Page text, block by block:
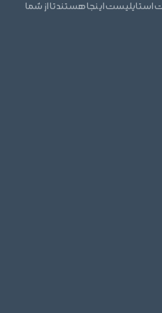
اینجا هستند تا از شما